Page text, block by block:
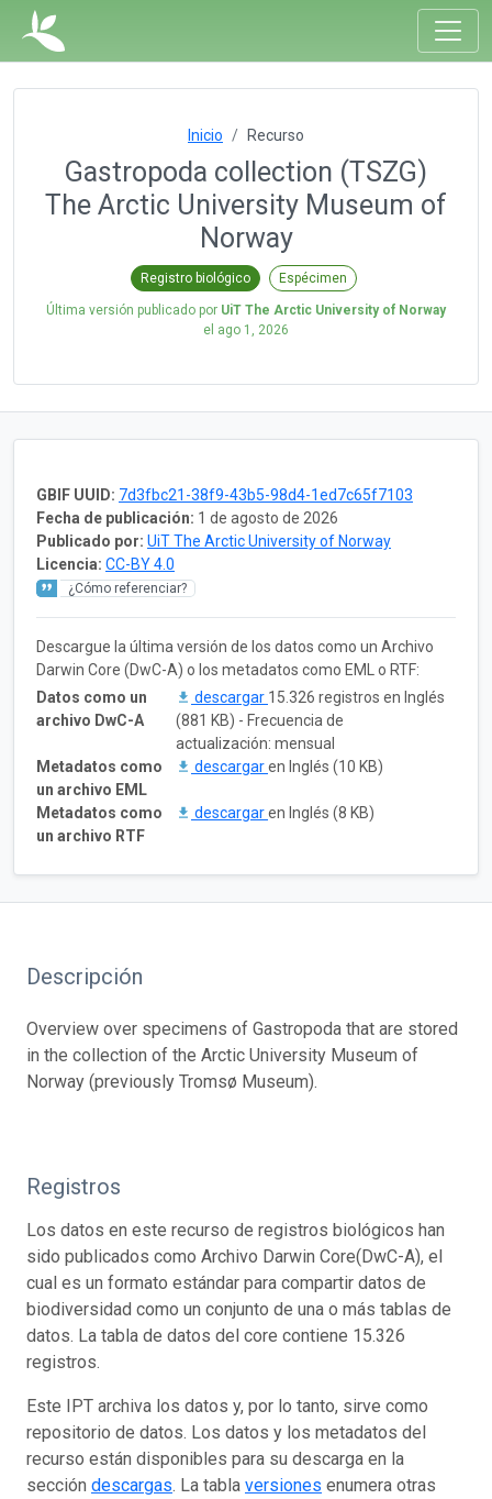
Inicio Recurso
Gastropoda collection (TSZG)
The Arctic University Museum of
Norway
Registro biológico Espécimen
Última versión publicado por UiT The Arctic University of Norway
el ago 1, 2026
GBIF UUID: 7d3fbc21-38f9-43b5-98d4-1ed7c65f7103
Fecha de publicación: 1 de agosto de 2026
Publicado por: UiT The Arctic University of Norway
Licencia: CC-BY 4.0
¿Cómo referenciar?
Descargue la última versión de los datos como un Archivo
Darwin Core (DwC-A) o los metadatos como EML o RTF:
Datos como un
archivo DwC-A
descargar 15.326 registros en Inglés
(881 KB) - Frecuencia de
actualización: mensual
Metadatos como
un archivo EML
descargaren Inglés (10 KB)
Metadatos como
un archivo RTF
descargaren Inglés (8 KB)
Descripción
Overview over specimens of Gastropoda that are stored
in the collection of the Arctic University Museum of
Norway (previously Tromsø Museum).
Registros
Los datos en este recurso de registros biológicos han
sido publicados como Archivo Darwin Core(DwC-A), el
cual es un formato estándar para compartir datos de
biodiversidad como un conjunto de una o más tablas de
datos. La tabla de datos del core contiene 15.326
registros.
Este IPT archiva los datos y, por lo tanto, sirve como
repositorio de datos. Los datos y los metadatos del
recurso están disponibles para su descarga en la
sección descargas. La tabla versiones enumera otras